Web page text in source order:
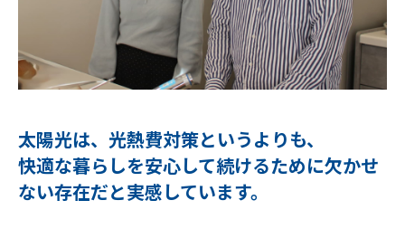
太陽光は、光熱費対策というよりも、
快適な暮らしを安心して続けるために欠かせ
ない存在だと実感しています。